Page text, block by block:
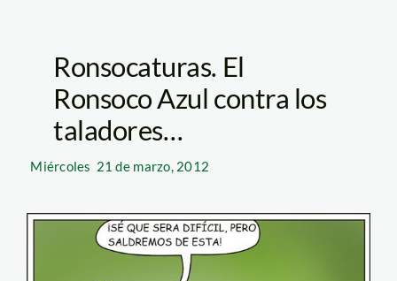
Ronsocaturas. El
Ronsoco Azul contra los
taladores…
Miércoles 21 de marzo, 2012